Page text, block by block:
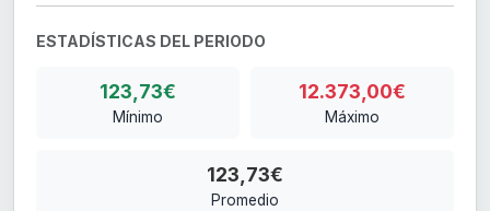
ESTADÍSTICAS DEL PERIODO
123,73€
Mínimo
12.373,00€
Máximo
123,73€
Promedio